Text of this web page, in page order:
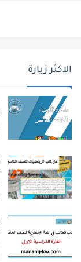
الاكثر زيارة